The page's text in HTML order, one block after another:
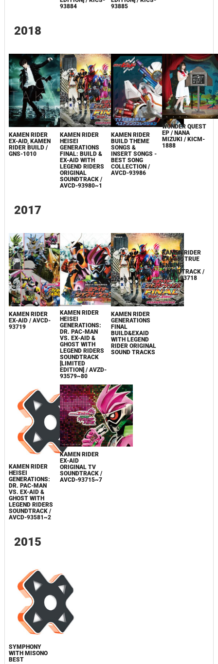
93884
93885
2018
KAMEN RIDER
EX-AID, KAMEN
RIDER BUILD /
GNS-1010
KAMEN RIDER
HEISEI
GENERATIONS
FINAL: BUILD &
EX-AID WITH
LEGEND RIDERS
ORIGINAL
SOUNDTRACK /
AVCD-93980~1
KAMEN RIDER
BUILD THEME
SONGS &
INSERT SONGS -
BEST SONG
COLLECTION /
AVCD-93986
WONDER QUEST
EP / NANA
MIZUKI / KICM-
1888
2017
KAMEN RIDER
EX-AID / AVCD-
93719
KAMEN RIDER
HEISEI
GENERATIONS:
DR. PAC-MAN
VS. EX-AID &
GHOST WITH
LEGEND RIDERS
SOUNDTRACK
[LIMITED
EDITION] / AVZD-
93579~80
KAMEN RIDER
GENERATIONS
FINAL
BUILD&EXAID
WITH LEGEND
RIDER ORIGINAL
SOUND TRACKS
KAMEN RIDER
HEISEI
GENERATIONS:
DR. PAC-MAN
VS. EX-AID &
GHOST WITH
LEGEND RIDERS
SOUNDTRACK /
AVCD-93581~2
KAMEN RIDER
EX-AID
ORIGINAL TV
SOUNDTRACK /
AVCD-93715~7
2015
SYMPHONY
WITH MISONO
BEST